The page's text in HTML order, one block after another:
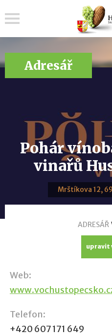
Adresář
Pohár
vinařů
Mrštíkova 12,
ADRESÁŘ
upravit
Web:
Telefon:
+420 607 171 649